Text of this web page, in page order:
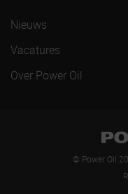
Nieuws
Vacatures
Over Power Oil
© Power Oil